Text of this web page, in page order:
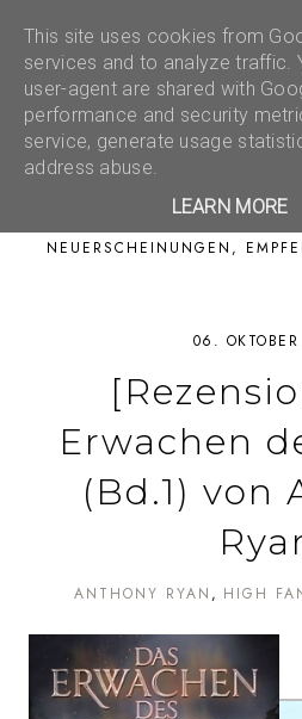
NEUERSCHEINUNGEN,
06.
Erwachen
(Bd.1) von
ANTHONY RYAN HIGH
This site uses cookies from
services and to analyze traffic.
user-agent are shared with
performance and security
service, generate usage
address abuse.
LEARN MORE